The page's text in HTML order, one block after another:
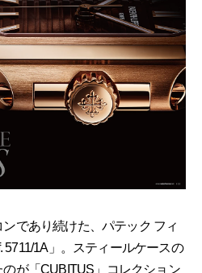
であり続けた、パテック フィ
5711/1A」。スティールケースの
が「CUBITUS」コレクション